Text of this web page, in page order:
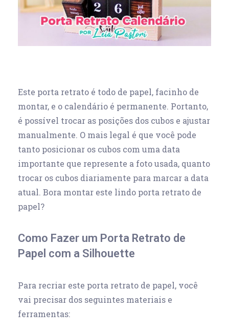
Este porta retrato é todo de papel, facinho de
montar, e o calendário é permanente. Portanto,
é possível trocar as posições dos cubos e ajustar
manualmente. O mais legal é que você pode
tanto posicionar os cubos com uma data
importante que represente a foto usada, quanto
trocar os cubos diariamente para marcar a data
atual. Bora montar este lindo porta retrato de
papel?
Como Fazer um Porta Retrato de
Papel com a Silhouette
Para recriar este porta retrato de papel, você
vai precisar dos seguintes materiais e
ferramentas: